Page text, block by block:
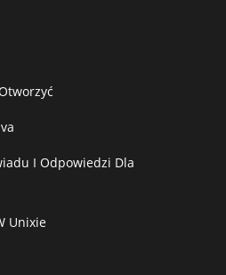
I Odpowiedzi Dla
Unixie